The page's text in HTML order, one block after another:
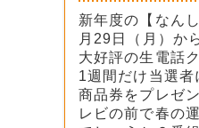
新年度の【なん
月29日（月）か
大好評の生電話
1週間だけ当選
商品券をプレゼ
レビの前で春の